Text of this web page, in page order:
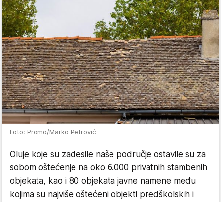
Foto: Promo/Marko Petrović
Oluje koje su zadesile naše područje ostavile su za
sobom oštećenje na oko 6.000 privatnih stambenih
objekata, kao i 80 objekata javne namene među
kojima su najviše oštećeni objekti predškolskih i